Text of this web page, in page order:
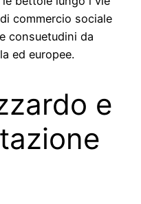
commercio sociale
consuetudini da
ed europee.
e